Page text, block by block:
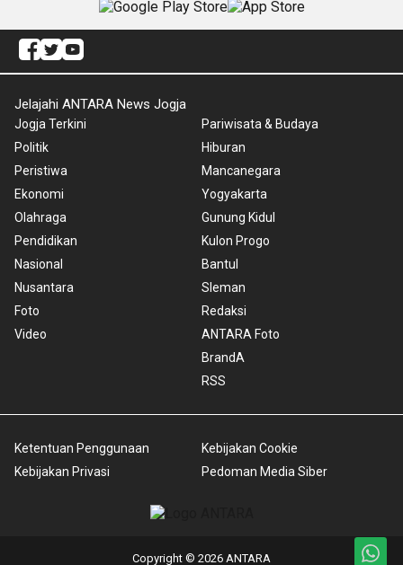
Jelajahi ANTARA News Jogja
Jogja Terkini
Politik
Peristiwa
Ekonomi
Olahraga
Pendidikan
Nasional
Nusantara
Foto
Video
Pariwisata & Budaya
Hiburan
Mancanegara
Yogyakarta
Gunung Kidul
Kulon Progo
Bantul
Sleman
Redaksi
ANTARA Foto
BrandA
RSS
Ketentuan Penggunaan
Kebijakan Privasi
Kebijakan Cookie
Pedoman Media Siber
Copyright © 2026 ANTARA